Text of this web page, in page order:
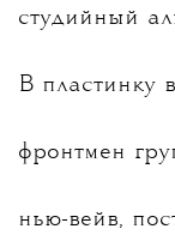
студийный
В пластинку
фронтмен
нью-вейв,